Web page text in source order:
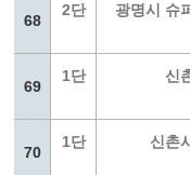
68
2단 광명시 슈
69
1단 신
70
1단 신촌